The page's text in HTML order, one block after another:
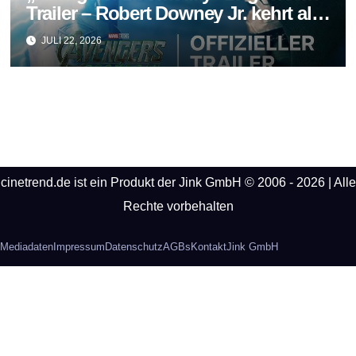
Trailer – Robert Downey Jr. kehrt als
Doctor Doom zurück
JULI 22, 2026
cinetrend.de ist ein Produkt der Jink GmbH © 2006 - 2026 | Alle
Rechte vorbehalten
MediadatenImpressumDatenschutzAGBsKontaktJink GmbH